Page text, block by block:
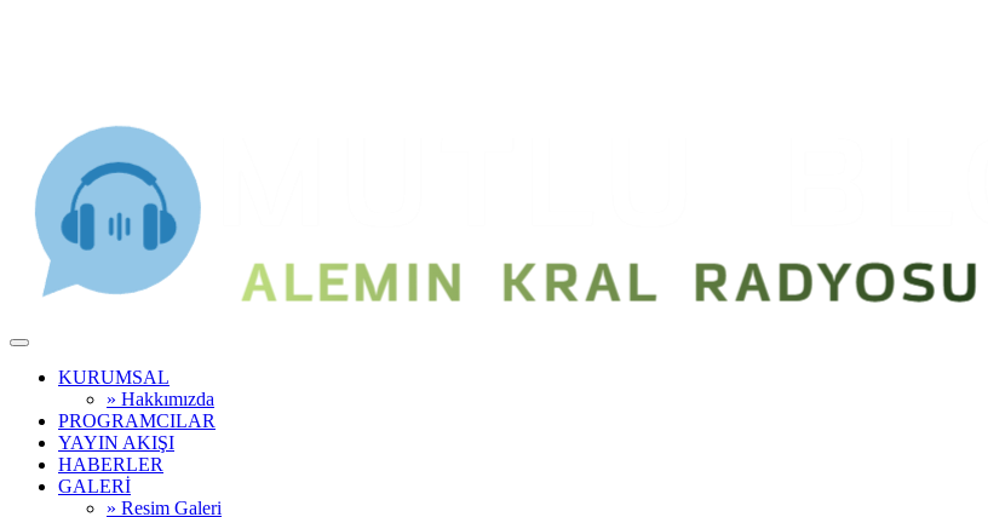
KURUMSAL
» Hakkımızda
PROGRAMCILAR
YAYIN AKIŞI
HABERLER
GALERİ
» Resim Galeri